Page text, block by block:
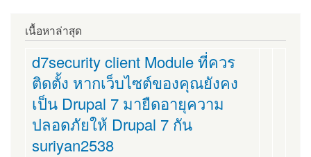
เนื้อหาล่าสุด
d7security client Module ที่ควร
ติดตั้ง หากเว็บไซต์ของคุณยังคง
เป็น Drupal 7 มายืดอายุความ
ปลอดภัยให้ Drupal 7 กัน
suriyan2538